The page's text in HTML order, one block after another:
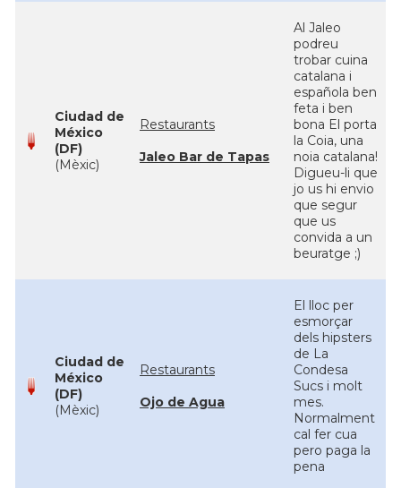
Ciudad de
México
(DF)
(Mèxic)
Restaurants
Jaleo Bar de Tapas
Al Jaleo
podreu
trobar cuina
catalana i
española ben
feta i ben
bona El porta
la Coia, una
noia catalana!
Digueu-li que
jo us hi envio
que segur
que us
convida a un
beuratge ;)
Ciudad de
México
(DF)
(Mèxic)
Restaurants
Ojo de Agua
El lloc per
esmorçar
dels hipsters
de La
Condesa
Sucs i molt
mes.
Normalment
cal fer cua
pero paga la
pena